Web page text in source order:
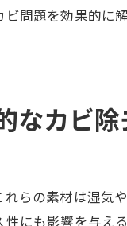
問題を効果的に
なカビ
らの素材は湿気
にも影響を与え